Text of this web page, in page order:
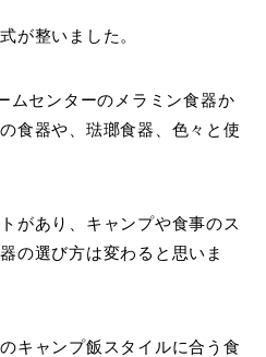
が整いました。
ムセンターのメラミン食器か
食器や、琺瑯食器、色々と使
があり、キャンプや食事のス
の選び方は変わると思いま
キャンプ飯スタイルに合う食